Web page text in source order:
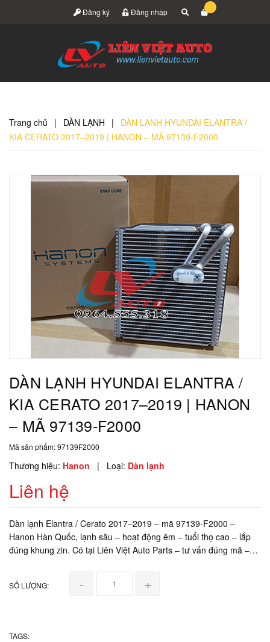
Đăng ký Đăng nhập
Trang chủ | DÀN LẠNH |
DÀN LẠNH HYUNDAI ELANTRA /
KIA CERATO 2017–2019 | HANON – MÃ 97139-F2000
DÀN LẠNH HYUNDAI ELANTRA /
KIA CERATO 2017–2019 | HANON
– MÃ 97139-F2000
Mã sản phẩm:97139F2000
Thương hiệu: Hanon | Loại: Dàn lạnh
Liên hệ
Dàn lạnh Elantra / Cerato 2017–2019 – mã 97139-F2000 –
Hanon Hàn Quốc, lạnh sâu – hoạt động êm – tuổi thọ cao – lắp
đúng khung zin. Có tại Liên Việt Auto Parts – tư vấn đúng mã –
SỐ LƯỢNG: - +
TAGS: